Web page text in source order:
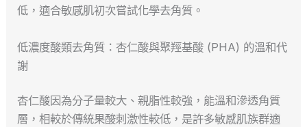
低，適合敏感肌初次嘗試化學去角質。
低濃度酸類去角質：杏仁酸與聚羥基酸 (PHA) 的溫和代
謝
杏仁酸因為分子量較大、親脂性較強，能溫和滲透角質
層，相較於傳統果酸刺激性較低，是許多敏感肌族群適